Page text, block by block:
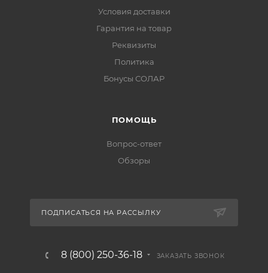
Условия доставки
Гарантия на товар
Реквизиты
Политика
Бонусы СОЛАР
ПОМОЩЬ
Вопрос-ответ
Обзоры
ПОДПИСАТЬСЯ НА РАССЫЛКУ
8 (800) 250-36-18 ЗАКАЗАТЬ ЗВОНОК